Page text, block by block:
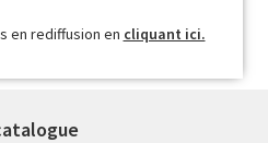
en rediffusion en cliquant ici.